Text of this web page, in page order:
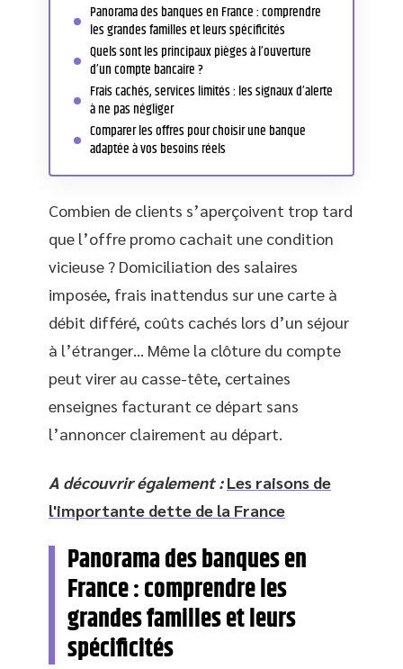
Panorama des banques en France : comprendre
les grandes familles et leurs spécificités
Quels sont les principaux pièges à l’ouverture
d’un compte bancaire ?
Frais cachés, services limités : les signaux d’alerte
à ne pas négliger
Comparer les offres pour choisir une banque
adaptée à vos besoins réels
Combien de clients s’aperçoivent trop tard
que l’offre promo cachait une condition
vicieuse ? Domiciliation des salaires
imposée, frais inattendus sur une carte à
débit différé, coûts cachés lors d’un séjour
à l’étranger… Même la clôture du compte
peut virer au casse-tête, certaines
enseignes facturant ce départ sans
l’annoncer clairement au départ.
A découvrir également : Les raisons de
l'importante dette de la France
Panorama des banques en
France : comprendre les
grandes familles et leurs
spécificités